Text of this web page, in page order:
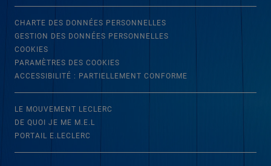
CHARTE DES DONNÉES PERSONNELLES
GESTION DES DONNÉES PERSONNELLES
COOKIES
PARAMÈTRES DES COOKIES
ACCESSIBILITÉ : PARTIELLEMENT CONFORME
LE MOUVEMENT LECLERC
DE QUOI JE ME M.E.L
PORTAIL E.LECLERC